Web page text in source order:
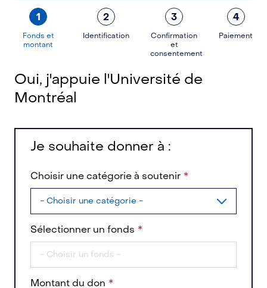
1
Fonds et
montant
2
Identification
3
Confirmation
et
consentement
4
Paiement
Oui, j'appuie l'Université de
Montréal
Je souhaite donner à :
Choisir une catégorie à soutenir
Sélectionner un fonds
Montant du don